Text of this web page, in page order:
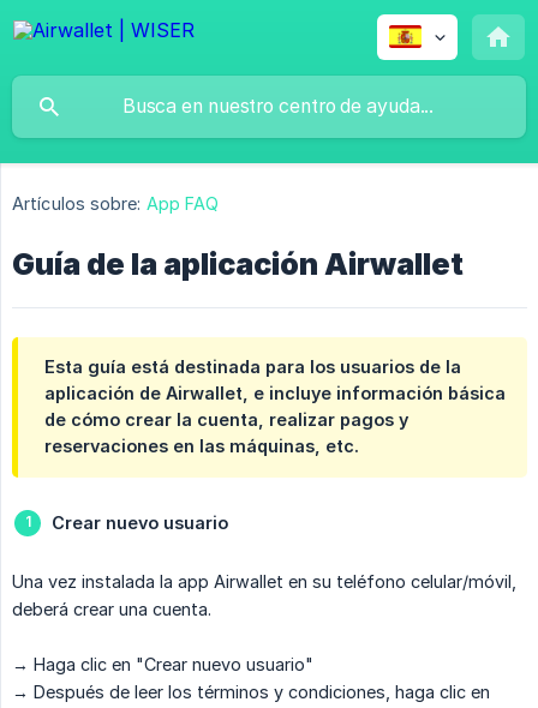
Artículos sobre: App FAQ
Guía de la aplicación Airwallet
Esta guía está destinada para los usuarios de la
aplicación de Airwallet, e incluye información básica
de cómo crear la cuenta, realizar pagos y
reservaciones en las máquinas, etc.
Crear nuevo usuario
Una vez instalada la app Airwallet en su teléfono celular/móvil,
deberá crear una cuenta.
→ Haga clic en "Crear nuevo usuario"
→ Después de leer los términos y condiciones, haga clic en